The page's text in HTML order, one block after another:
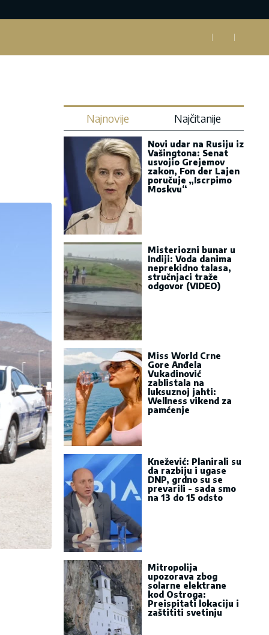
Najnovije Najčitanije
Novi udar na Rusiju iz
Vašingtona: Senat
usvojio Grejemov
zakon, Fon der Lajen
poručuje „Iscrpimo
Moskvu“
Misteriozni bunar u
Indiji: Voda danima
neprekidno talasa,
stručnjaci traže
odgovor (VIDEO)
Miss World Crne
Gore Anđela
Vukadinović
zablistala na
luksuznoj jahti:
Wellness vikend za
pamćenje
Knežević: Planirali su
da razbiju i ugase
DNP, grdno su se
prevarili - sada smo
na 13 do 15 odsto
Mitropolija
upozorava zbog
solarne elektrane
kod Ostroga:
Preispitati lokaciju i
zaštititi svetinju